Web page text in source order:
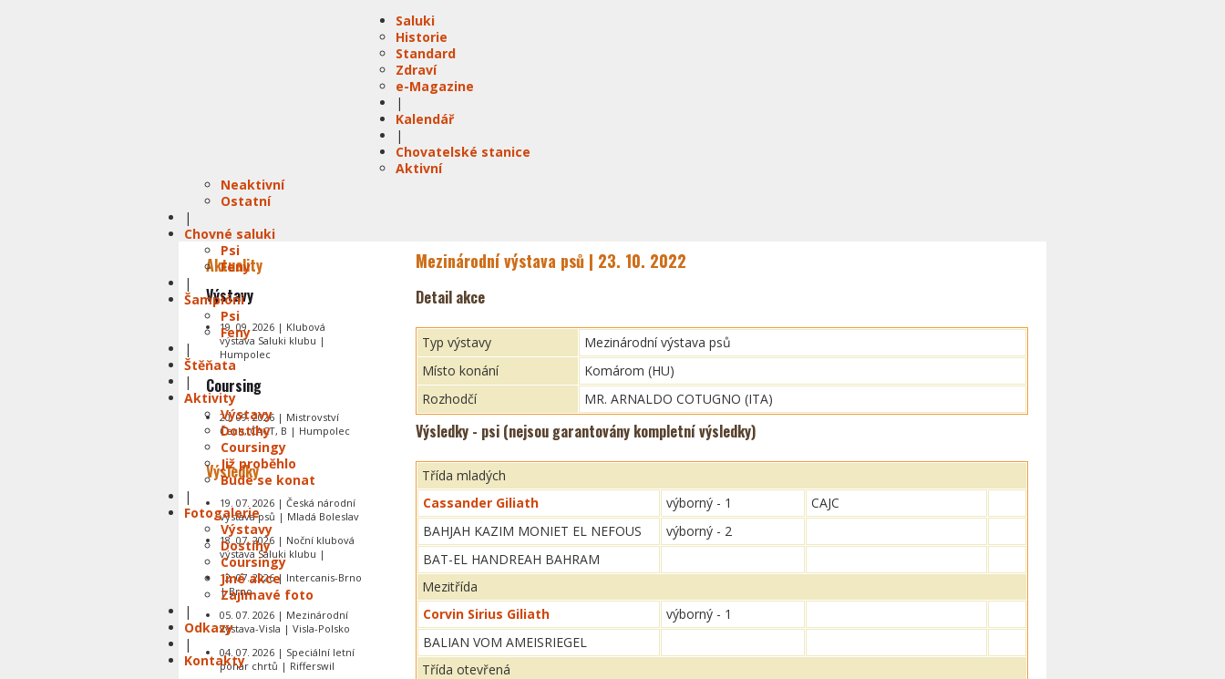
Saluki
Historie
Standard
Zdraví
e-Magazine
|
Kalendář
|
Chovatelské stanice
Aktivní
Neaktivní
Ostatní
|
Chovné saluki
Psi
Feny
|
Šampióni
Psi
Feny
|
Štěňata
|
Aktivity
Výstavy
Dostihy
Coursingy
Již proběhlo
Bude se konat
|
Fotogalerie
Výstavy
Dostihy
Coursingy
Jiné akce
Zajímavé foto
|
Odkazy
|
Kontakty
Mezinárodní výstava psů | 23. 10. 2022
Detail akce
Typ výstavy
Mezinárodní výstava psů
Místo konání
Komárom (HU)
Rozhodčí
MR. ARNALDO COTUGNO (ITA)
Výsledky - psi (nejsou garantovány kompletní výsledky)
Třída mladých
Cassander Giliath
výborný - 1
CAJC
BAHJAH KAZIM MONIET EL NEFOUS
výborný - 2
BAT-EL HANDREAH BAHRAM
Mezitřída
Corvin Sirius Giliath
výborný - 1
BALIAN VOM AMEISRIEGEL
Třída otevřená
Aktuality
Výstavy
19. 09. 2026 | Klubová
výstava Saluki klubu |
Humpolec
Coursing
20. 09. 2026 | Mistrovství
Čech, CACT, B | Humpolec
Výsledky
19. 07. 2026 | Česká národní
výstava psů | Mladá Boleslav
18. 07. 2026 | Noční klubová
výstava Saluki klubu |
12. 07. 2026 | Intercanis-Brno
| Brno
05. 07. 2026 | Mezinárodní
výstava-Visla | Visla-Polsko
04. 07. 2026 | Speciální letní
pohár chrtů | Rifferswil